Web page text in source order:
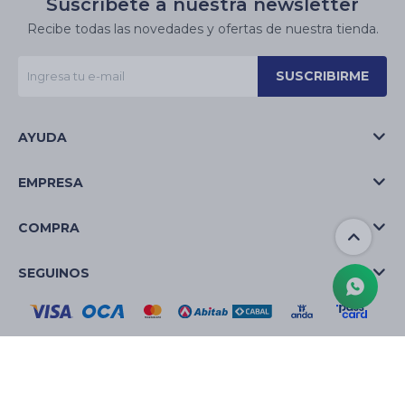
Suscríbete a nuestra newsletter
Recibe todas las novedades y ofertas de nuestra tienda.
SUSCRIBIRME
AYUDA
EMPRESA
COMPRA
SEGUINOS